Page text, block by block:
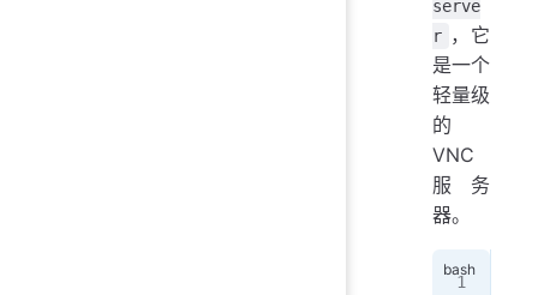
serve
r ，它
是一个
轻量级
的
VNC
服务
器。